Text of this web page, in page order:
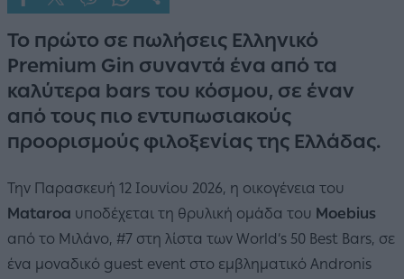
Το πρώτο σε πωλήσεις Ελληνικό
Premium Gin συναντά ένα από τα
καλύτερα bars του κόσμου, σε έναν
από τους πιο εντυπωσιακούς
προορισμούς φιλοξενίας της Ελλάδας.
Την Παρασκευή 12 Ιουνίου 2026, η οικογένεια του
Mataroa υποδέχεται τη θρυλική ομάδα του Moebius
από το Μιλάνο, #7 στη λίστα των World’s 50 Best Bars, σε
ένα μοναδικό guest event στο εμβληματικό Andronis